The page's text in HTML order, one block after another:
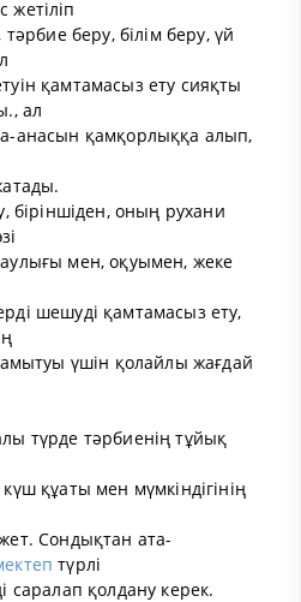
беру, білім беру, үй
қамтамасыз ету сияқты
ал
анасын қамқорлыққа алып,
біріншіден, оның рухани
мен, оқуымен, жеке
шешуді қамтамасыз ету,
үшін қолайлы жағдай
түрде тәрбиенің тұйық
құаты мен мүмкіндігінің
Сондықтан ата-
түрлі
саралап қолдану керек.